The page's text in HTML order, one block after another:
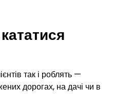
так і роблять —
дорогах, на дачі чи в